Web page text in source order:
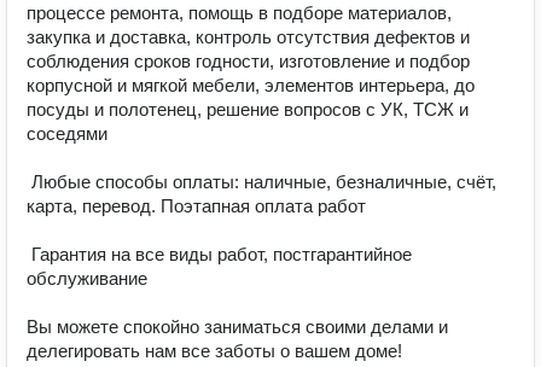
процессе ремонта, помощь в подборе материалов,
закупка и доставка, контроль отсутствия дефектов и
соблюдения сроков годности, изготовление и подбор
корпусной и мягкой мебели, элементов интерьера, до
посуды и полотенец, решение вопросов с УК, ТСЖ и
соседями
карта, перевод. Поэтапная оплата работ
обслуживание
Вы можете спокойно заниматься своими делами и
делегировать нам все заботы о вашем доме!